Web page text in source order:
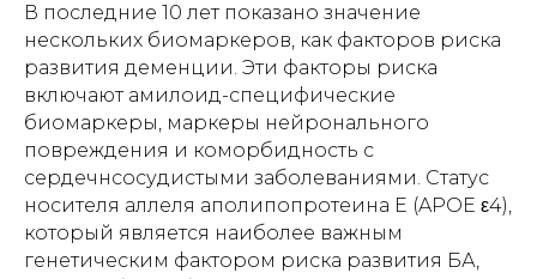
В последние 10 лет показано значение
нескольких биомаркеров, как факторов риска
развития деменции. Эти факторы риска
включают амилоид-специфические
биомаркеры, маркеры нейронального
повреждения и коморбидность с
сердечнсосудистыми заболеваниями. Статус
носителя аллеля аполипопротеина Е (APOE ε4),
который является наиболее важным
генетическим фактором риска развития БА,